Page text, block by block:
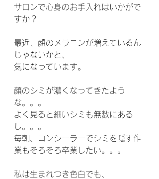
サロンで心身のお手入れはいかがで
すか？
最近、顔のメラニンが増えているん
じゃないかと、
気になっています。
顔のシミが濃くなってきたよう
な。。。
よく見ると細いシミも無数にある
し。。。
毎朝、コンシーラーでシミを隠す作
業もそろそろ卒業したい。。。
私は生まれつき色白でも、